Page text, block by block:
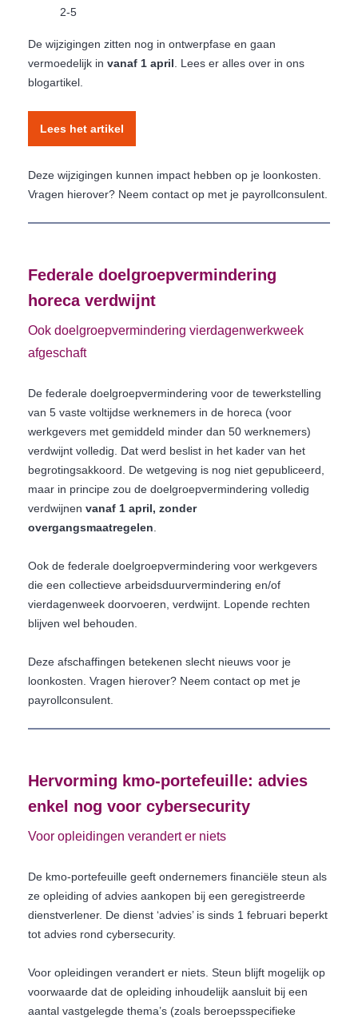
2-5
De wijzigingen zitten nog in ontwerpfase en gaan
vermoedelijk in vanaf 1 april . Lees er alles over in ons
blogartikel.
Lees het artikel
Deze wijzigingen kunnen impact hebben op je loonkosten.
Vragen hierover? Neem contact op met je payrollconsulent.
Federale doelgroepvermindering
horeca verdwijnt
Ook doelgroepvermindering vierdagenwerkweek
afgeschaft
De federale doelgroepvermindering voor de tewerkstelling
van 5 vaste voltijdse werknemers in de horeca (voor
werkgevers met gemiddeld minder dan 50 werknemers)
verdwijnt volledig. Dat werd beslist in het kader van het
begrotingsakkoord. De wetgeving is nog niet gepubliceerd,
maar in principe zou de doelgroepvermindering volledig
verdwijnen vanaf 1 april, zonder
overgangsmaatregelen
Ook de federale doelgroepvermindering voor werkgevers
die een collectieve arbeidsduurvermindering en/of
vierdagenweek doorvoeren, verdwijnt. Lopende rechten
blijven wel behouden.
Deze afschaffingen betekenen slecht nieuws voor je
loonkosten. Vragen hierover? Neem contact op met je
payrollconsulent.
Hervorming kmo-portefeuille: advies
enkel nog voor cybersecurity
Voor opleidingen verandert er niets
De kmo-portefeuille geeft ondernemers financiële steun als
ze opleiding of advies aankopen bij een geregistreerde
dienstverlener. De dienst ‘advies’ is sinds 1 februari beperkt
tot advies rond cybersecurity.
Voor opleidingen verandert er niets. Steun blijft mogelijk op
voorwaarde dat de opleiding inhoudelijk aansluit bij een
aantal vastgelegde thema’s (zoals beroepsspecifieke